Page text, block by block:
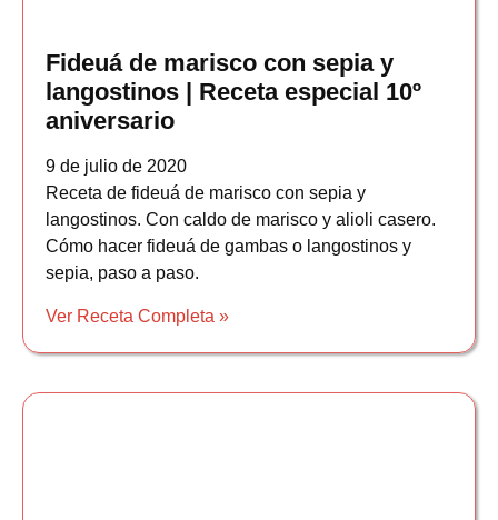
Fideuá de marisco con sepia y
langostinos | Receta especial 10º
aniversario
9 de julio de 2020
Receta de fideuá de marisco con sepia y
langostinos. Con caldo de marisco y alioli casero.
Cómo hacer fideuá de gambas o langostinos y
sepia, paso a paso.
Ver Receta Completa »